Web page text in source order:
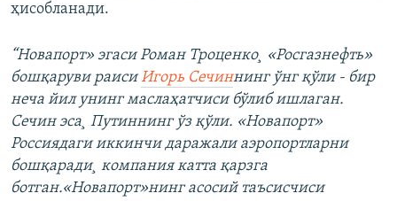
ҳисобланади.
“Новапорт» эгаси Роман Троценко¸ «Росгазнефть»
бошқаруви раисиИгорь Сечиннинг ўнг қўли - бир
неча йил унинг маслаҳатчиси бўлиб ишлаган.
Сечин эса¸ Путиннинг ўз қўли. «Новапорт»
Россиядаги иккинчи даражали аэропортларни
бошқаради¸ компания катта қарзга
ботган.«Новапорт»нинг асосий таъсисчиси